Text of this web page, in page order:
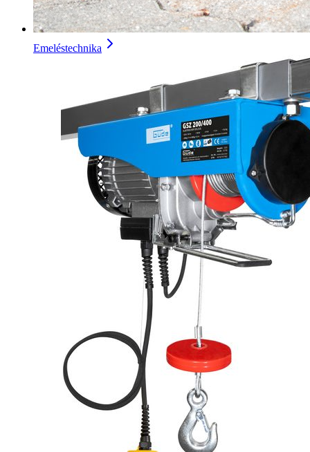
Emeléstechnika